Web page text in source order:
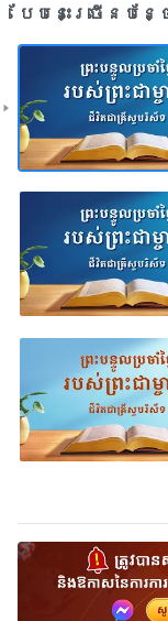
បែបនេះ​ច្រើនបន្